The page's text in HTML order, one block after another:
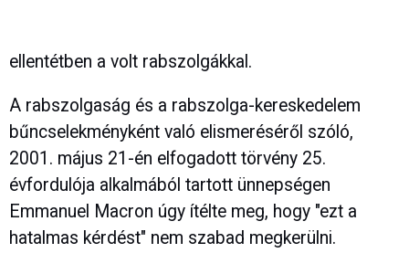
ellentétben a volt rabszolgákkal.
A rabszolgaság és a rabszolga-kereskedelem
bűncselekményként való elismeréséről szóló,
2001. május 21-én elfogadott törvény 25.
évfordulója alkalmából tartott ünnepségen
Emmanuel Macron úgy ítélte meg, hogy "ezt a
hatalmas kérdést" nem szabad megkerülni.